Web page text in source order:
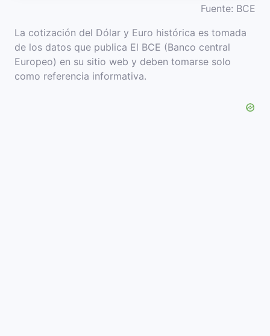
Fuente: BCE
La cotización del Dólar y Euro histórica es tomada
de los datos que publica El BCE (Banco central
Europeo) en su sitio web y deben tomarse solo
como referencia informativa.